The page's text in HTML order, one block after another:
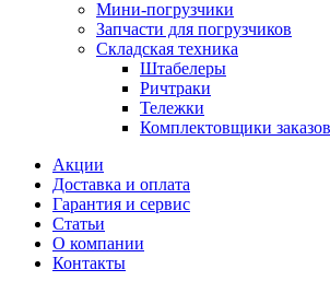
Мини-погрузчики
Запчасти для погрузчиков
Складская техника
Штабелеры
Ричтраки
Тележки
Комплектовщики заказов
Акции
Доставка и оплата
Гарантия и сервис
Статьи
О компании
Контакты